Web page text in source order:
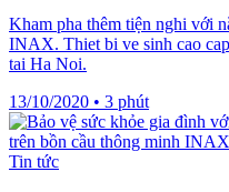
Kham pha thêm tiện nghi với
INAX. Thiet bi ve sinh cao
tai Ha Noi.
13/10/2020 • 3 phút
Tin tức